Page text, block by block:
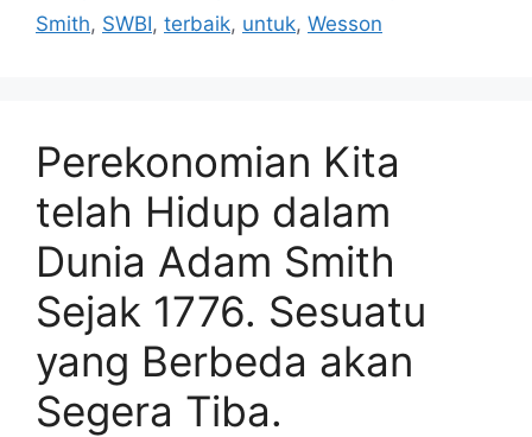
Smith, SWBI, terbaik, untuk, Wesson
Perekonomian Kita
telah Hidup dalam
Dunia Adam Smith
Sejak 1776. Sesuatu
yang Berbeda akan
Segera Tiba.